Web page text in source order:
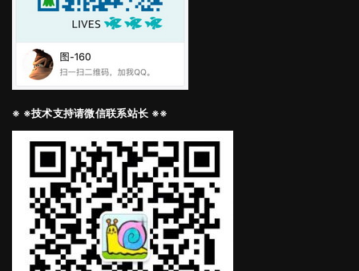
※ ※技术支持请微信联系站长 ※※